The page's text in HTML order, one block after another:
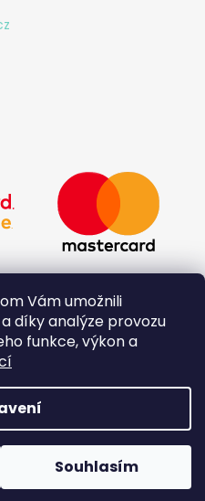
Vám umožnili
díky analýze provozu
funkce, výkon a
Souhlasím
Šperk Daniela Roudná.
Upravit nastavení cookies